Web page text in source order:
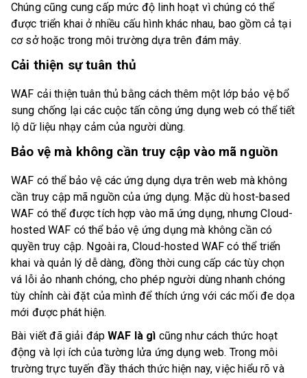
Chúng cũng cung cấp mức độ linh hoạt vì chúng có thể
được triển khai ở nhiều cấu hình khác nhau, bao gồm cả tại
cơ sở hoặc trong môi trường dựa trên đám mây.
Cải thiện sự tuân thủ
WAF cải thiện tuân thủ bằng cách thêm một lớp bảo vệ bổ
sung chống lại các cuộc tấn công ứng dụng web có thể tiết
lộ dữ liệu nhạy cảm của người dùng.
Bảo vệ mà không cần truy cập vào mã nguồn
WAF có thể bảo vệ các ứng dụng dựa trên web mà không
cần truy cập mã nguồn của ứng dụng. Mặc dù host-based
WAF có thể được tích hợp vào mã ứng dụng, nhưng Cloud-
hosted WAF có thể bảo vệ ứng dụng mà không cần có
quyền truy cập. Ngoài ra, Cloud-hosted WAF có thể triển
khai và quản lý dễ dàng, đồng thời cung cấp các tùy chọn
vá lỗi ảo nhanh chóng, cho phép người dùng nhanh chóng
tùy chỉnh cài đặt của mình để thích ứng với các mối đe dọa
mới được phát hiện.
Bài viết đã giải đápWAF là gì cũng như cách thức hoạt
động và lợi ích của tường lửa ứng dụng web. Trong môi
trường trực tuyến đầy thách thức hiện nay, việc hiểu rõ và